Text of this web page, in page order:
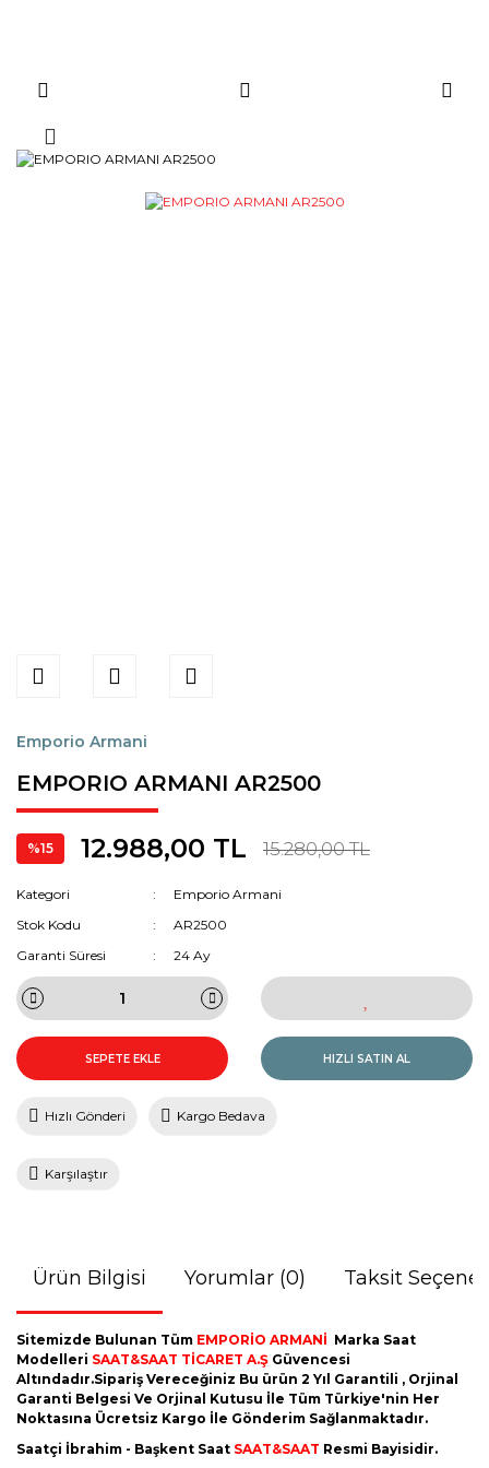
Emporio Armani
EMPORIO ARMANI AR2500
%15 12.988,00 TL 15.280,00 TL
Kategori
Emporio Armani
Stok Kodu
AR2500
Garanti Süresi
24 Ay
SEPETE EKLE HIZLI SATIN AL
Hızlı Gönderi Kargo Bedava
Karşılaştır
Ürün Bilgisi Yorumlar (0) Taksit
Sitemizde Bulunan Tüm EMPORİO ARMANİ Marka Saat
Modelleri SAAT&SAAT TİCARET A.Ş Güvencesi
Altındadır.Sipariş Vereceğiniz Bu ürün 2 Yıl Garantili , Orjinal
Garanti Belgesi Ve Orjinal Kutusu İle Tüm Türkiye'nin Her
Noktasına Ücretsiz Kargo İle Gönderim Sağlanmaktadır.
Saatçi İbrahim - Başkent Saat SAAT&SAAT Resmi Bayisidir.